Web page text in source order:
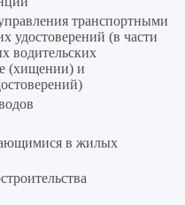
транспортными
удостоверений (в части
водительских
(хищении) и
в жилых